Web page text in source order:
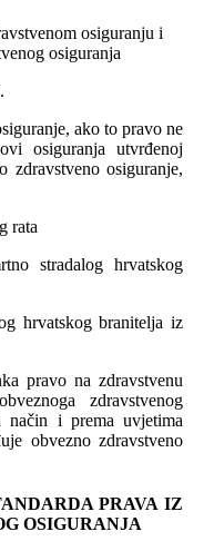
osiguranju i
osiguranja
ako to pravo ne
osiguranja utvrđenoj
zdravstveno osiguranje,
rata
stradalog hrvatskog
hrvatskog branitelja iz
pravo na zdravstvenu
zdravstvenog
način i prema uvjetima
obvezno zdravstveno
PRAVA IZ
OSIGURANJA